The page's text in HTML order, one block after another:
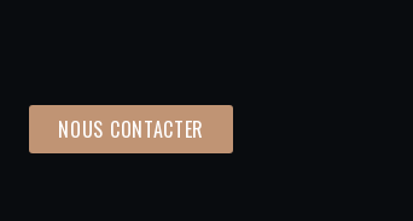
NOUS CONTACTER